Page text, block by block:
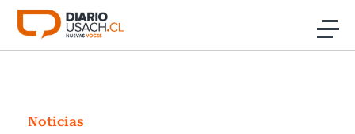
Click acá para ir directamente al contenido
Investigación
Noticias